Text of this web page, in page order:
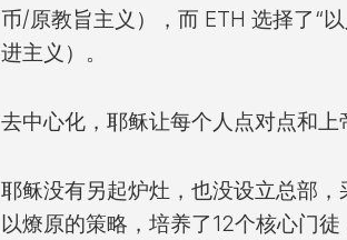
币/原教旨主义），而 ETH 选择了“
进主义）。
去中心化，耶稣让每个人点对点和上
耶稣没有另起炉灶，也没设立总部
以燎原的策略，培养了12个核心门